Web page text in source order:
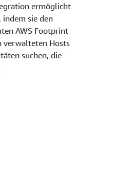
ermöglicht
indem sie den
AWS Footprint
verwalteten Hosts
suchen, die